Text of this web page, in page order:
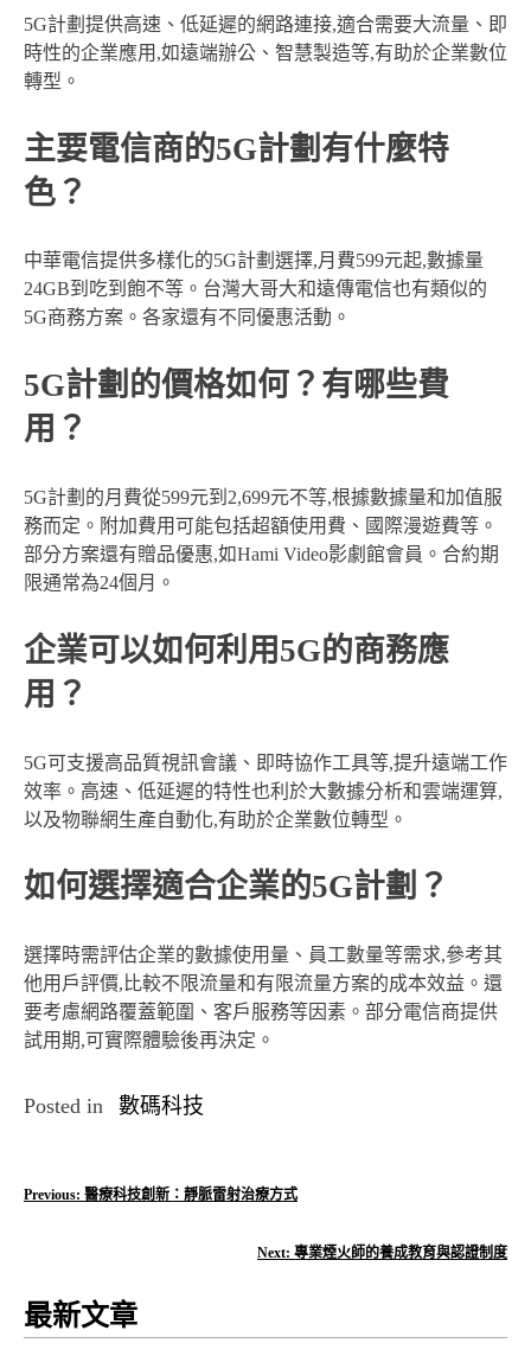
5G計劃提供高速、低延遲的網路連接,適合需要大流量、即
時性的企業應用,如遠端辦公、智慧製造等,有助於企業數位
轉型。
主要電信商的5G計劃有什麼特
色？
中華電信提供多樣化的5G計劃選擇,月費599元起,數據量
24GB到吃到飽不等。台灣大哥大和遠傳電信也有類似的
5G商務方案。各家還有不同優惠活動。
5G計劃的價格如何？有哪些費
用？
5G計劃的月費從599元到2,699元不等,根據數據量和加值服
務而定。附加費用可能包括超額使用費、國際漫遊費等。
部分方案還有贈品優惠,如Hami Video影劇館會員。合約期
限通常為24個月。
企業可以如何利用5G的商務應
用？
5G可支援高品質視訊會議、即時協作工具等,提升遠端工作
效率。高速、低延遲的特性也利於大數據分析和雲端運算,
以及物聯網生產自動化,有助於企業數位轉型。
如何選擇適合企業的5G計劃？
選擇時需評估企業的數據使用量、員工數量等需求,參考其
他用戶評價,比較不限流量和有限流量方案的成本效益。還
要考慮網路覆蓋範圍、客戶服務等因素。部分電信商提供
試用期,可實際體驗後再決定。
Posted in 數碼科技
文
覽
Previous: 醫療科技創新：靜脈雷射治療方式
Next: 專業煙火師的養成教育與認證制度
最新文章